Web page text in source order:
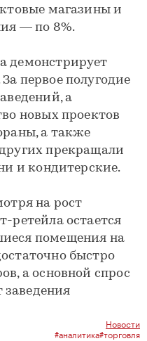
магазины и
— по 8%.
демонстрирует
первое полугодие
а
новых проектов
а также
прекращали
и кондитерские.
на рост
ретейла остается
помещения на
быстро
а основной спрос
Новости
#аналитика#торговля